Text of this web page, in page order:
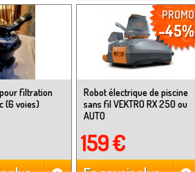
filtration
(6 voies)
PROMO
-45%
Robot électrique de piscine
sans fil VEKTRO RX 250 ou
AUTO
159 €